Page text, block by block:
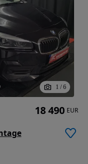
1 / 6
18 490 EUR